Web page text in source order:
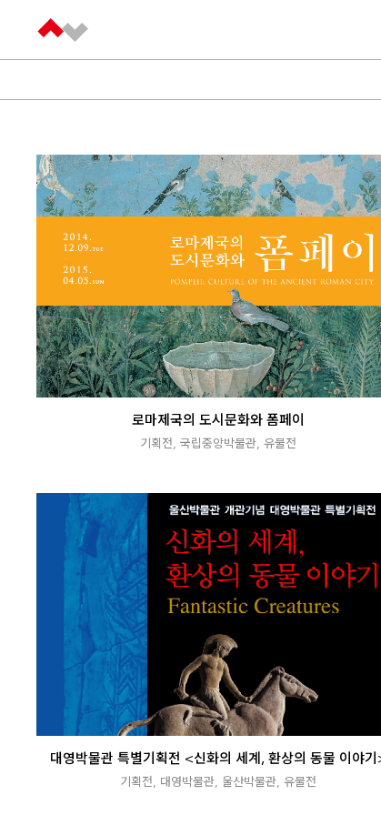
로마제국의 도시문화와 폼페이
기획전, 국립중앙박물관, 유물전
대영박물관 특별기획전 <신화의 세계, 환상의 동물 이야기
기획전, 대영박물관, 울산박물관, 유물전